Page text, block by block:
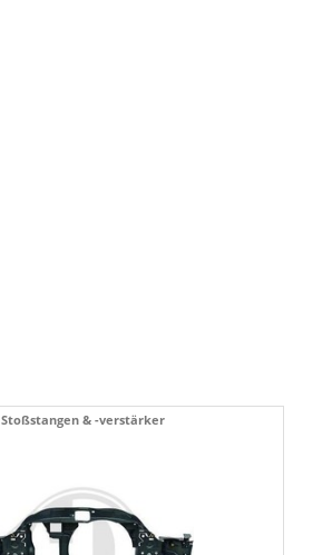
Stoßstangen & -verstärker